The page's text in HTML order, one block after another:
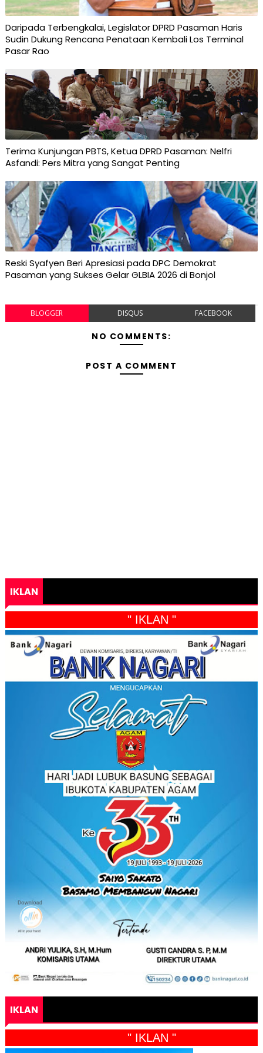
Daripada Terbengkalai, Legislator DPRD Pasaman Haris
Sudin Dukung Rencana Penataan Kembali Los Terminal
Pasar Rao
Terima Kunjungan PBTS, Ketua DPRD Pasaman: Nelfri
Asfandi: Pers Mitra yang Sangat Penting
Reski Syafyen Beri Apresiasi pada DPC Demokrat
Pasaman yang Sukses Gelar GLBIA 2026 di Bonjol
BLOGGER DISQUS FACEBOOK
NO COMMENTS:
POST A COMMENT
IKLAN
" IKLAN "
IKLAN
" IKLAN "